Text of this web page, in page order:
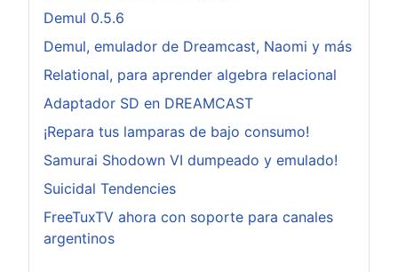
Demul 0.5.6
Demul, emulador de Dreamcast, Naomi y más
Relational, para aprender algebra relacional
Adaptador SD en DREAMCAST
¡Repara tus lamparas de bajo consumo!
Samurai Shodown VI dumpeado y emulado!
Suicidal Tendencies
FreeTuxTV ahora con soporte para canales
argentinos